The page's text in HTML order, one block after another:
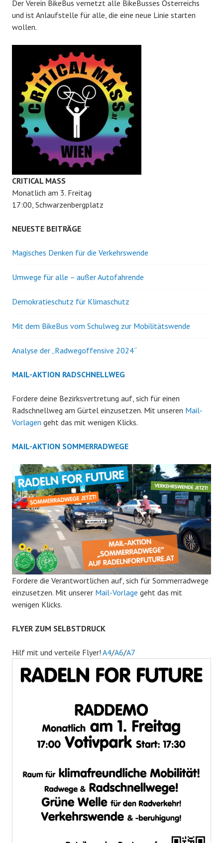
Der Verein BikeBus vernetzt alle BikeBusses Österreichs
und ist Anlaufstelle für alle, die eine neue Linie starten
wollen.
CRITICAL MASS
Monatlich am 3. Freitag
17:00, Schwarzenbergplatz
NEUESTE BEITRÄGE
Magisches Denken für die Verkehrswende
Umwege für alle – außer Autofahrende
Demokratieschutz für Klimaschutz
Mit dem BikeBus vom Schulweg zur Mobilitätswende
Analyse der „Radwegoffensive 2024“
MAIL-AKTION RADSCHNELLWEG
Fordere deine Bezirksvertretung auf, sich für einen
Radschnellweg am Gürtel einzusetzen. Mit unseren Mail-
Vorlagen geht das mit wenigen Klicks.
MAIL-AKTION SOMMERRADWEGE
Fordere die Verantwortlichen auf, sich für Sommerradwege
einzusetzen. Mit unserer Mail-Vorlage geht das mit
wenigen Klicks.
FLYER ZUM SELBSTDRUCK
Hilf mit und verteile Flyer! A4/A6/A7